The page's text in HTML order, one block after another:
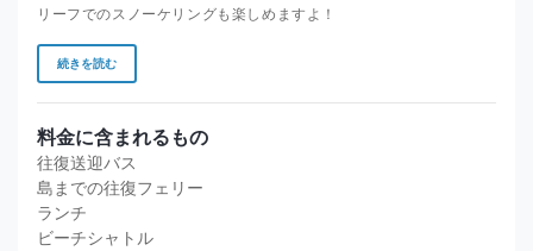
リーフでのスノーケリングも楽しめますよ！
続きを読む
料金に含まれるもの
往復送迎バス
島までの往復フェリー
ランチ
ビーチシャトル